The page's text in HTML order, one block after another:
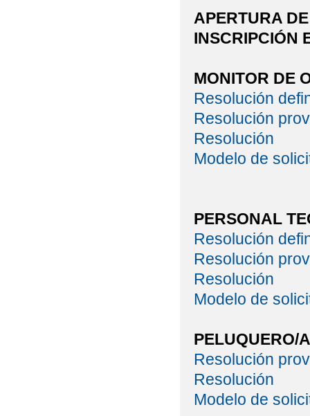
APERTURA
INSCRIPCIÓN
MONITOR DE
Resolución
Resolución
Resolución
Modelo de
PERSONAL
Resolución
Resolución
Resolución
Modelo de
PELUQUERO/A
Resolución
Resolución
Modelo de